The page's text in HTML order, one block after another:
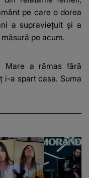
pe care o dorea
a supraviețuit și a
pe acum.
Mare a rămas fără
i-a spart casa. Suma